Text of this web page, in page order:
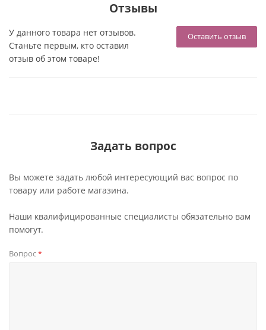
Отзывы
Оставить отзыв
У данного товара нет отзывов.
Станьте первым, кто оставил
отзыв об этом товаре!
Задать вопрос
Вы можете задать любой интересующий вас вопрос по
товару или работе магазина.
Наши квалифицированные специалисты обязательно вам
помогут.
Вопрос*